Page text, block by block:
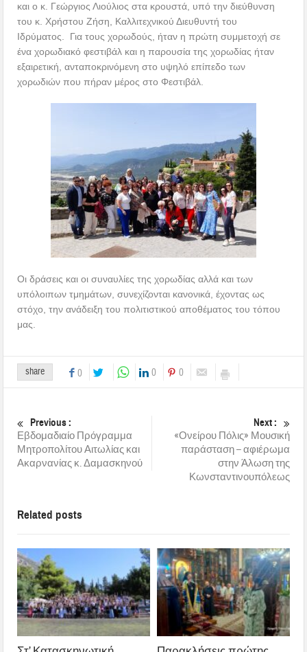
και ο κ. Γεώργιος Λιούλιος στα κρουστά, υπό την διεύθυνση
του κ. Χρήστου Ζήση, Καλλιτεχνικού Διευθυντή του
Ιδρύματος. Για τους χορωδούς, ήταν η πρώτη συμμετοχή σε
ένα χορωδιακό φεστιβάλ και η παρουσία της χορωδίας ήταν
εξαιρετική, ανταποκρινόμενη στο υψηλό επίπεδο των
χορωδιών που πήραν μέρος στο Φεστιβάλ.
Οι δράσεις και οι συναυλίες της χορωδίας αλλά και των
υπόλοιπων τμημάτων, συνεχίζονται κανονικά, έχοντας ως
στόχο, την ανάδειξη του πολιτιστικού αποθέματος του τόπου
μας.
share 0 0 0
Previous :
Εβδομαδιαίο Πρόγραμμα
Μητροπολίτου Αιτωλίας και
Ακαρνανίας κ. Δαμασκηνού
Next :
«Ονείρου Πόλις» Μουσική
παράσταση – αφιέρωμα
στην Άλωση της
Κωνσταντινουπόλεως
Related posts